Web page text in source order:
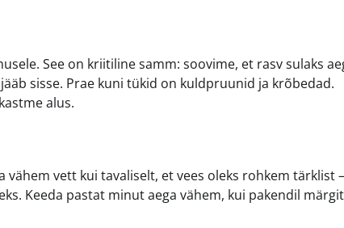
See on kriitiline samm: soovime, et rasv sulaks
sisse. Prae kuni tükid on kuldpruunid ja krõbedad.
alus.
vett kui tavaliselt, et vees oleks rohkem tärklist
Keeda pastat minut aega vähem, kui pakendil